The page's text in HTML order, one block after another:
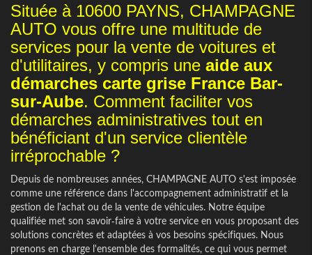
Située à 10600 PAYNS, CHAMPAGNE
AUTO vous offre une multitude de
services pour la vente de voitures et
d'utilitaires, y compris une aide aux
démarches carte grise France Bar-
sur-Aube. Comment faciliter vos
démarches administratives tout en
bénéficiant d'un service clientèle
irréprochable ?
Depuis de nombreuses années, CHAMPAGNE AUTO s'est imposée
comme une référence dans l'accompagnement administratif et la
gestion de l'achat ou de la vente de véhicules. Notre équipe
qualifiée met son savoir-faire à votre service en vous proposant des
solutions concrètes et adaptées à vos besoins spécifiques. Nous
prenons en charge l'ensemble des formalités, ce qui vous permet